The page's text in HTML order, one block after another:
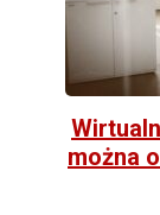
można